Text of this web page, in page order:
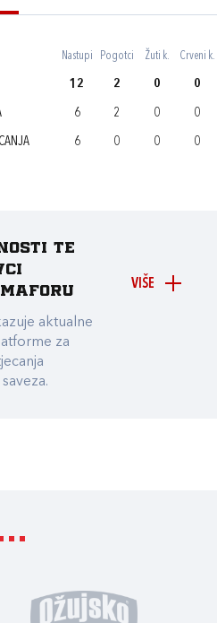
Nastupi Pogotci Žuti k. Crveni k.
12 2 0 0
6 2 0 0
6 0 0 0
VIŠE
te
aktualne
za